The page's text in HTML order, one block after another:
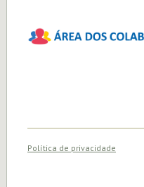
Política de privacidade